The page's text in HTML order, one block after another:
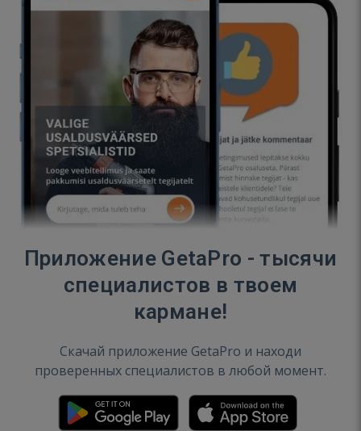
Приложение GetaPro - тысячи
специалистов в твоем
кармане!
Скачай приложение GetaPro и находи
проверенных специалистов в любой момент.